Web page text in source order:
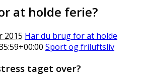
at holde ferie?
2015 Har du brug for at holde
Sport og friluftsliv
taget over?